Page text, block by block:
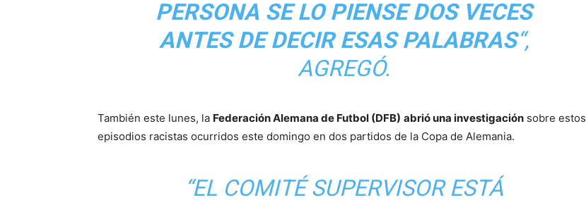
PERSONA SE LO PIENSE DOS VECES
ANTES DE DECIR ESAS PALABRAS“,
AGREGÓ.
También este lunes, la Federación Alemana de Futbol (DFB) abrió una investigación sobre estos
episodios racistas ocurridos este domingo en dos partidos de la Copa de Alemania.
“EL COMITÉ SUPERVISOR ESTÁ